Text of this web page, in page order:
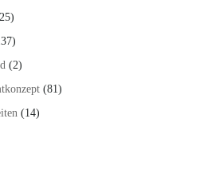
(2)
(81)
(14)